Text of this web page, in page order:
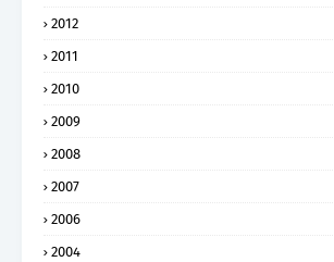
2012
2011
2010
2009
2008
2007
2006
2004